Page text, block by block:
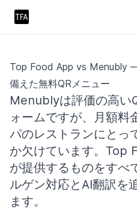
Top Food App vs Menubly
備えた無料QRメニュー
Menublyは評価の高い
ォームですが、月額料
パのレストランにとっ
か欠けています。Top
が提供するものをすべ
ルゲン対応とAI翻訳を
ます。